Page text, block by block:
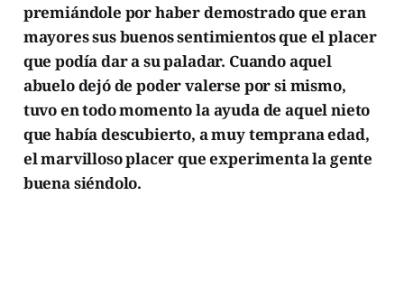
premiándole por haber demostrado que eran
mayores sus buenos sentimientos que el placer
que podía dar a su paladar. Cuando aquel
abuelo dejó de poder valerse por si mismo,
tuvo en todo momento la ayuda de aquel nieto
que había descubierto, a muy temprana edad,
el marvilloso placer que experimenta la gente
buena siéndolo.